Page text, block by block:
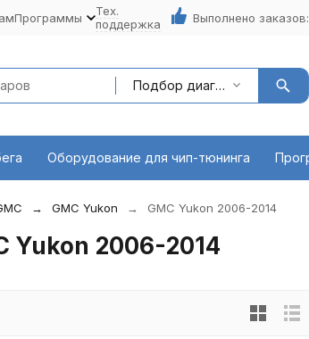
Программы
Тех.
поддержка
Выполнено заказов:
Подбор диагностического оборудования по марке и модели авто
Оборудование для чип-тюнинга
GMC Yukon GMC Yukon 2006-2014
Yukon 2006-2014